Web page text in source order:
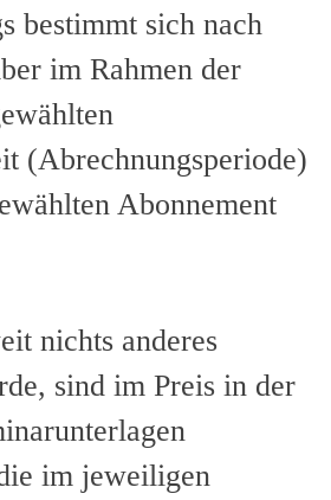
bestimmt sich nach
im Rahmen der
(Abrechnungsperiode)
Abonnement
anderes
sind im Preis in der
im jeweiligen